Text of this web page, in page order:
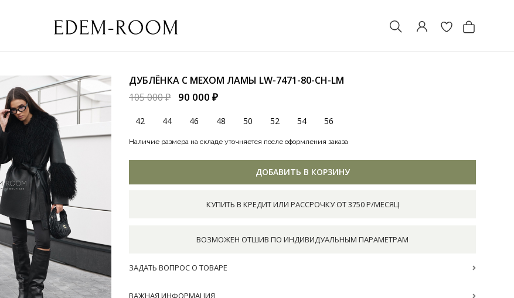
ДУБЛЁНКА С МЕХОМ ЛАМЫ LW-7471-80-CH-LM
105 000 ₽
90 000 ₽
42 44 46 48 50 52 54 56
Наличие размера на складе уточняется после оформления заказа
ДОБАВИТЬ В КОРЗИНУ
КУПИТЬ В КРЕДИТ ИЛИ РАССРОЧКУ ОТ 3750 Р/МЕСЯЦ
ВОЗМОЖЕН ОТШИВ ПО ИНДИВИДУАЛЬНЫМ ПАРАМЕТРАМ
ЗАДАТЬ ВОПРОС О ТОВАРЕ
ВАЖНАЯ ИНФОРМАЦИЯ